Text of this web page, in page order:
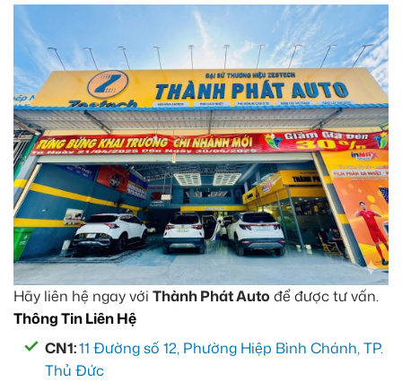
Hãy liên hệ ngay với Thành Phát Auto để được tư vấn.
Thông Tin Liên Hệ
CN1:11 Đường số 12, Phường Hiệp Bình Chánh, TP.
Thủ Đức